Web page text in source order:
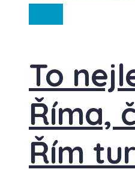
To
Říma,
Řím